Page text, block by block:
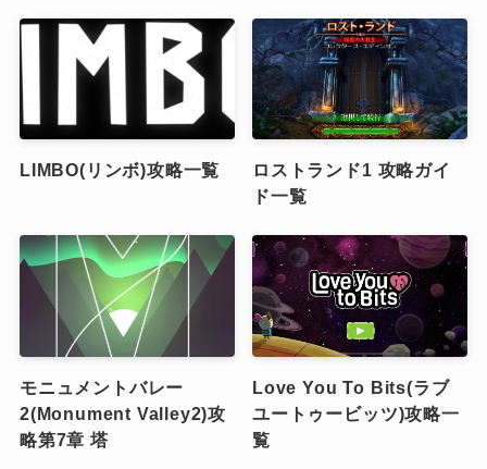
LIMBO(リンボ)攻略一覧
ロストランド1 攻略ガイ
ド一覧
モニュメントバレー
2(Monument Valley2)攻
略第7章 塔
Love You To Bits(ラブ
ユートゥービッツ)攻略一
覧